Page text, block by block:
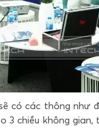
có các thông như
3 chiều không